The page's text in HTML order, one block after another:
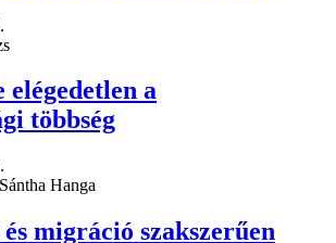
a
többség
Sántha Hanga
migráció szakszerűen